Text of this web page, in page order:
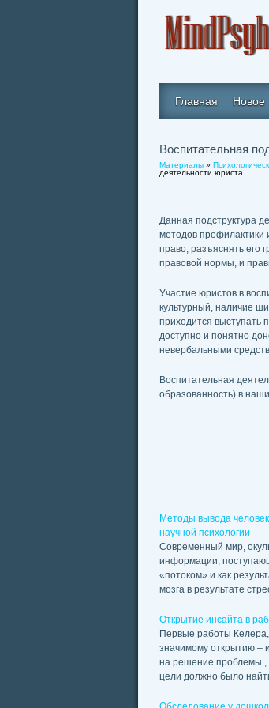
Главная Новое
Воспитательная
Материалы »
деятельности юриста.
Данная подструктура
методов профилактики
право, разъяснять его
правовой нормы, и
Участие юристов в
культурный, наличие
приходится выступать
доступно и понятно
невербальными
Воспитательная
образованность) в
Методы вывода
научной психологии
Современный мир,
информации,
«потоком» и как
мозга в результате
Открытие инсайта в
Первые работы
значимому открытию –
на решение проблемы ,
цели должно было